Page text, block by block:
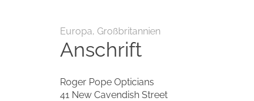
Europa, Großbritannien
Anschrift
Roger Pope Opticians
41 New Cavendish Street
Sprache auswählen